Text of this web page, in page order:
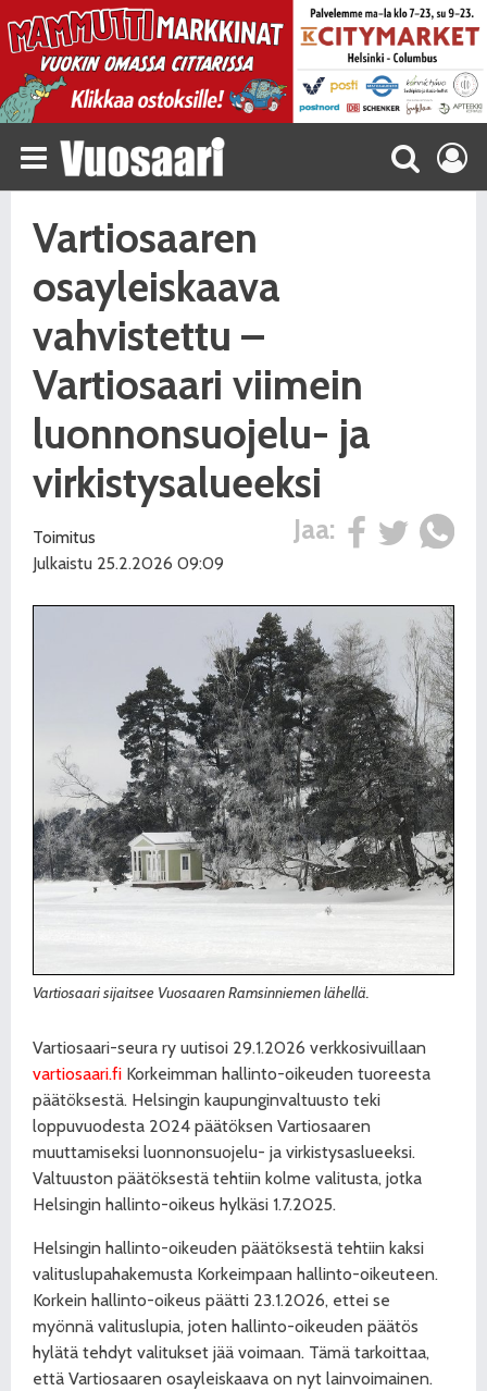
Vartiosaaren
osayleiskaava
vahvistettu –
Vartiosaari viimein
luonnonsuojelu- ja
virkistysalueeksi
Jaa:
Toimitus
Julkaistu 25.2.2026 09:09
Vartiosaari sijaitsee Vuosaaren Ramsinniemen lähellä.
Vartiosaari-seura ry uutisoi 29.1.2026 verkkosivuillaan
vartiosaari.fi Korkeimman hallinto-oikeuden tuoreesta
päätöksestä. Helsingin kaupunginvaltuusto teki
loppuvuodesta 2024 päätöksen Vartiosaaren
muuttamiseksi luonnonsuojelu- ja virkistysaslueeksi.
Valtuuston päätöksestä tehtiin kolme valitusta, jotka
Helsingin hallinto-oikeus hylkäsi 1.7.2025.
Helsingin hallinto-oikeuden päätöksestä tehtiin kaksi
valituslupahakemusta Korkeimpaan hallinto-oikeuteen.
Korkein hallinto-oikeus päätti 23.1.2026, ettei se
myönnä valituslupia, joten hallinto-oikeuden päätös
hylätä tehdyt valitukset jää voimaan. Tämä tarkoittaa,
että Vartiosaaren osayleiskaava on nyt lainvoimainen.